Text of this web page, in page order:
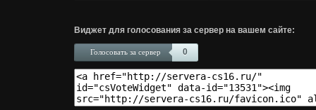
Виджет для голосования за сервер на вашем сайте:
0
Голосовать за сервер